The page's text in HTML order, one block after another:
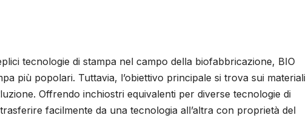
tecnologie di stampa nel campo della biofabbricazione, BIO
più popolari. Tuttavia, l’obiettivo principale si trova sui materiali
Offrendo inchiostri equivalenti per diverse tecnologie di
facilmente da una tecnologia all’altra con proprietà del